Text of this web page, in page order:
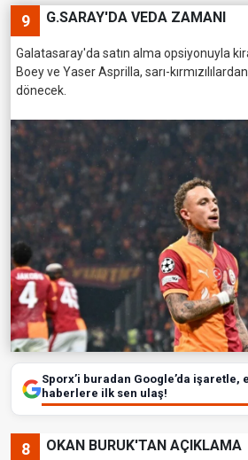
9 G.SARAY'DA VEDA ZAMANI
Galatasaray'da satın alma opsiyonuyla
Boey ve Yaser Asprilla, sarı-
dönecek.
Sporx’i buradan Google’da işaretle,
haberlere ilk sen ulaş!
8 OKAN BURUK'TAN AÇIKLAMA